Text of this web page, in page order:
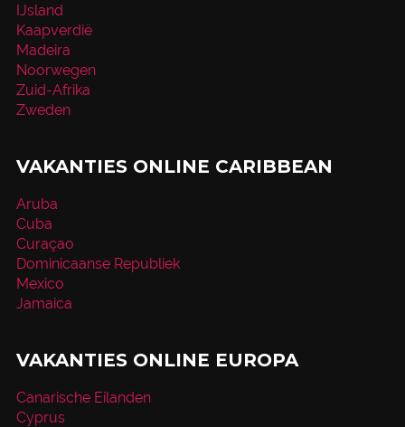
IJsland
Kaapverdië
Madeira
Noorwegen
Zuid-Afrika
Zweden
VAKANTIES ONLINE CARIBBEAN
Aruba
Cuba
Curaçao
Dominicaanse Republiek
Mexico
Jamaica
VAKANTIES ONLINE EUROPA
Canarische Eilanden
Cyprus